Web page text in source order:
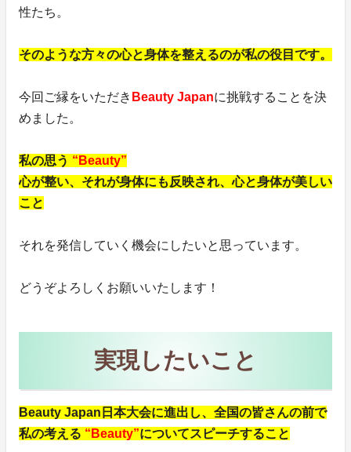
性たち。
そのような方々の心と身体を整えるのが私の役目です。
今回ご縁をいただき Beauty Japanに挑戦することを決
めました。
私の思う “Beauty”
心が整い、それが身体にも反映され、心と身体が美しい
こと
それを発信していく機会にしたいと思っています。
どうぞよろしくお願いいたします！
実現したいこと
Beauty Japan日本大会に進出し、全国の皆さんの前で
私の考える “Beauty”についてスピーチすること